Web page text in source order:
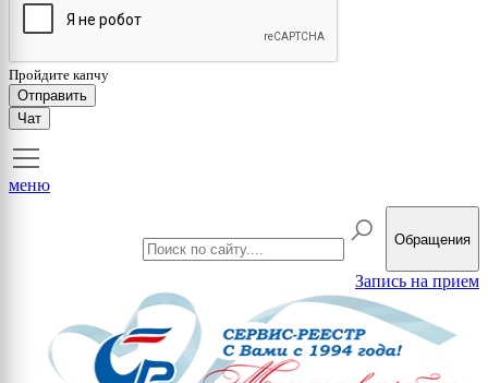
Пройдите капчу
Отправить
Чат
меню
Обращения
Запись на прием